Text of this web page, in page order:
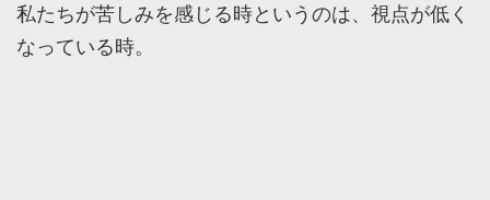
私たちが苦しみを感じる時というのは、視点が低く
なっている時。